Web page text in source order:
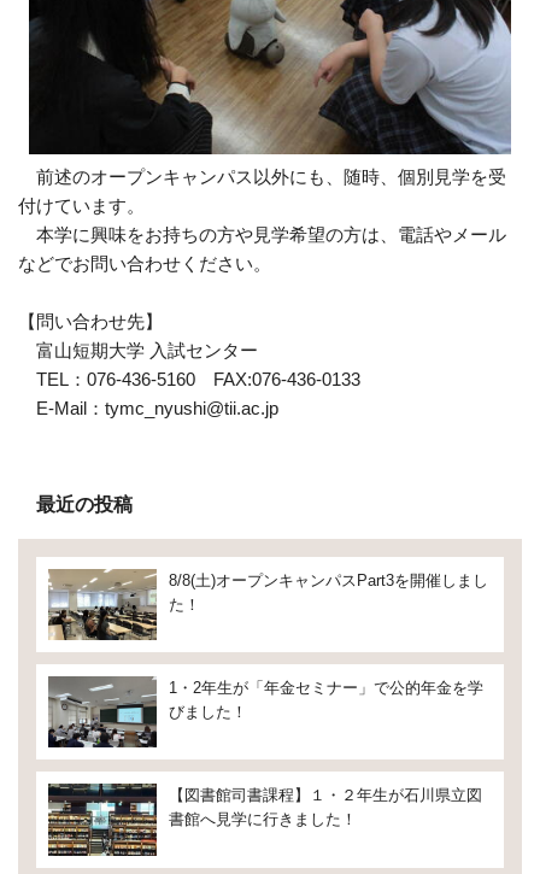
前述のオープンキャンパス以外にも、随時、個別見学を受
付けています。
本学に興味をお持ちの方や見学希望の方は、電話やメール
などでお問い合わせください。
【問い合わせ先】
富山短期大学 入試センター
TEL：076-436-5160 FAX:076-436-0133
E-Mail：tymc_nyushi@tii.ac.jp
最近の投稿
8/8(土)オープンキャンパスPart3を開催しまし
た！
1・2年生が「年金セミナー」で公的年金を学
びました！
【図書館司書課程】１・２年生が石川県立図
書館へ見学に行きました！